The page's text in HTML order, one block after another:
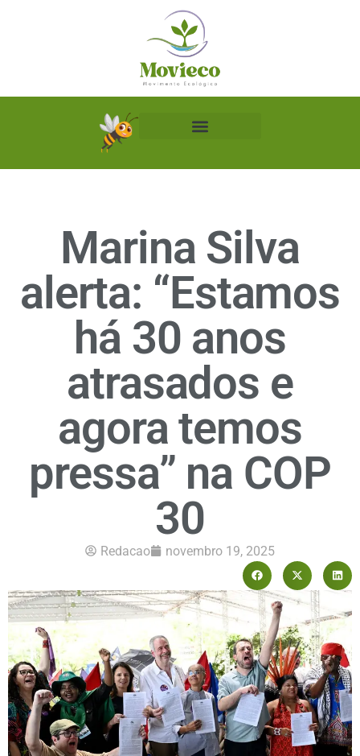
Marina Silva
alerta: “Estamos
há 30 anos
atrasados e
agora temos
pressa” na COP
30
Redacao novembro 19, 2025